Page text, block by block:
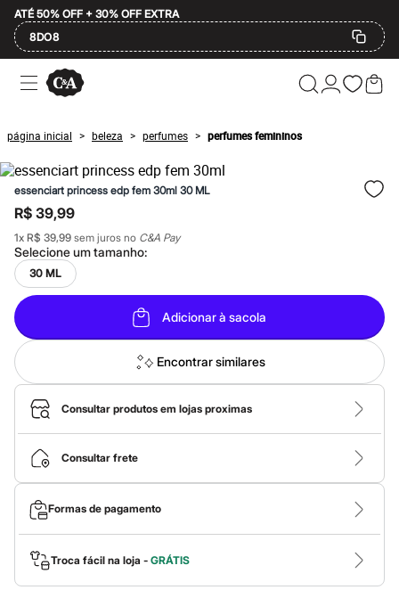
ATÉ 50% OFF + 30% OFF EXTRA
8DO8
Ofertas
Compre por Departamento
Masculino
Infantil
Calçados
Mindse7
Plus Size
Até 20% off
Até 40% off
Até 60% off
A partir de 60% off
Feminino
Em alta
Inverno
Alfaiataria
Novidades
Roupas
Blusas e Camisetas
Básicos
Calças
Casacos e Jaquetas
Jeans
Macacões
Saias
Shorts e Bermudas
Vestidos
Acessórios
Bolsas
Bonés e Chapéus
Bijoux
Cintos
página inicial > beleza > perfumes > perfumes femininos
essenciart princess edp fem 30ml 30 ML
R$ 39,99
1x R$ 39,99 sem juros no C&A Pay
Selecione umtamanho:
30 ML
Adicionar à sacola
Encontrar similares
Consultar produtos em lojas proximas
Consultar frete
Formas de pagamento
Troca fácil na loja - GRÁTIS